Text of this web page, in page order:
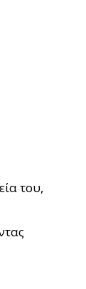
του,